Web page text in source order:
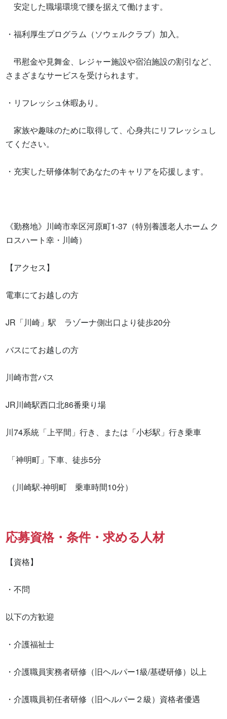
安定した職場環境で腰を据えて働けます。
・福利厚生プログラム（ソウェルクラブ）加入。
弔慰金や見舞金、レジャー施設や宿泊施設の割引など、
さまざまなサービスを受けられます。
・リフレッシュ休暇あり。
家族や趣味のために取得して、心身共にリフレッシュし
てください。
・充実した研修体制であなたのキャリアを応援します。
《勤務地》川崎市幸区河原町1-37（特別養護老人ホーム ク
ロスハート幸・川崎）
【アクセス】
電車にてお越しの方
JR「川崎」駅　ラゾーナ側出口より徒歩20分
バスにてお越しの方
川崎市営バス
JR川崎駅西口北86番乗り場
川74系統「上平間」行き、または「小杉駅」行き乗車
（川崎駅-神明町　乗車時間10分）
応募資格・条件・求める人材
【資格】
・不問
以下の方歓迎
・介護福祉士
・介護職員実務者研修（旧ヘルパー1級/基礎研修）以上
・介護職員初任者研修（旧ヘルパー２級）資格者優遇